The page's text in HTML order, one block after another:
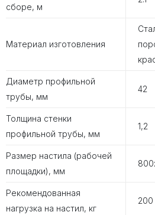
сборе, м
Материал изготовления
Диаметр профильной
трубы, мм
42
Толщина стенки
профильной трубы, мм
1,2
Размер настила (рабочей
площадки), мм
Рекомендованная
нагрузка на настил, кг
200